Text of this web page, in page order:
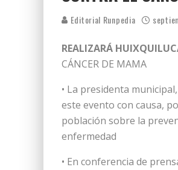
Editorial Runpedia
REALIZARÁ
CÁNCER DE MAMA
• La presidenta
este evento con causa,
población sobre la
enfermedad
• En conferencia de